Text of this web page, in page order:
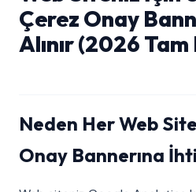
Çerez Onay
Alınır (2026
Neden Her Web
Onay Bannerına